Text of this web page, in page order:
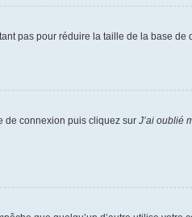
pas pour réduire la taille de la base de
de connexion puis cliquez sur J’ai oublié